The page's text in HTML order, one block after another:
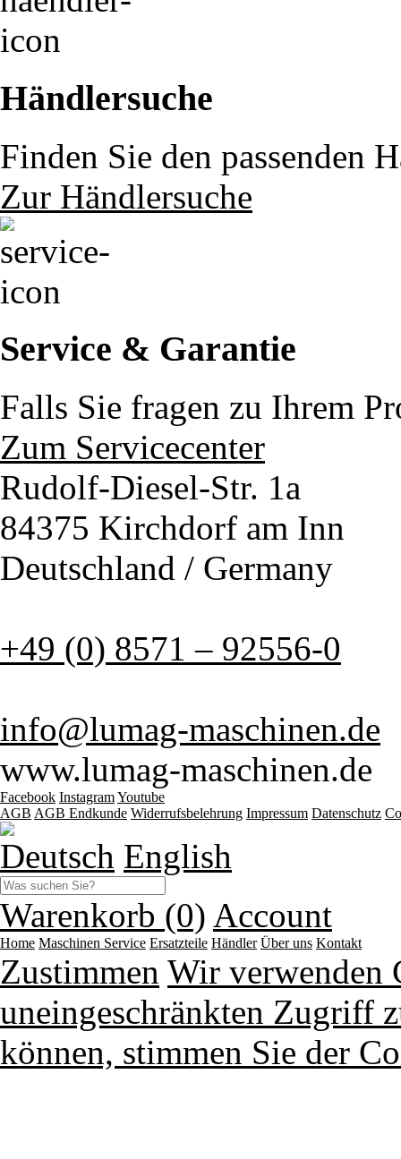
Händlersuche
Finden Sie den passenden
Zur Händlersuche
Service & Garantie
Falls Sie fragen zu Ihrem
Zum Servicecenter
Rudolf-Diesel-Str. 1a
84375 Kirchdorf am Inn
Deutschland / Germany
+49 (0) 8571 – 92556-0
info@lumag-maschinen.de
www.lumag-maschinen.de
Facebook InstagramYoutube
AGB AGB Endkunde Widerrufsbelehrung Impressum Datenschutz
Deutsch English
Warenkorb (0) Account
Home Maschinen Service Ersatzteile Händler Über uns Kontakt
Zustimmen Wir verwenden
uneingeschränkten Zugriff
können, stimmen Sie der